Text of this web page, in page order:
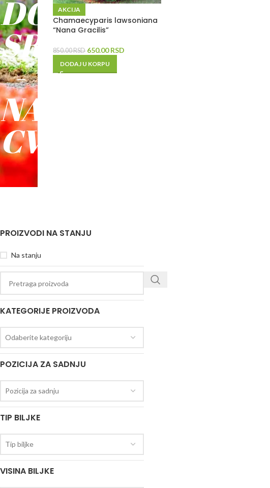
DO
SREĆE
-
NAŠE
CVEĆE
AKCIJA
Chamaecyparis lawsoniana
“Nana Gracilis”
850.00RSD 650.00RSD
DODAJ U KORPU
PROIZVODI NA STANJU
Na stanju
KATEGORIJE PROIZVODA
Odaberite kategoriju
POZICIJA ZA SADNJU
Pozicija za sadnju
TIP BILJKE
Tip biljke
VISINA BILJKE